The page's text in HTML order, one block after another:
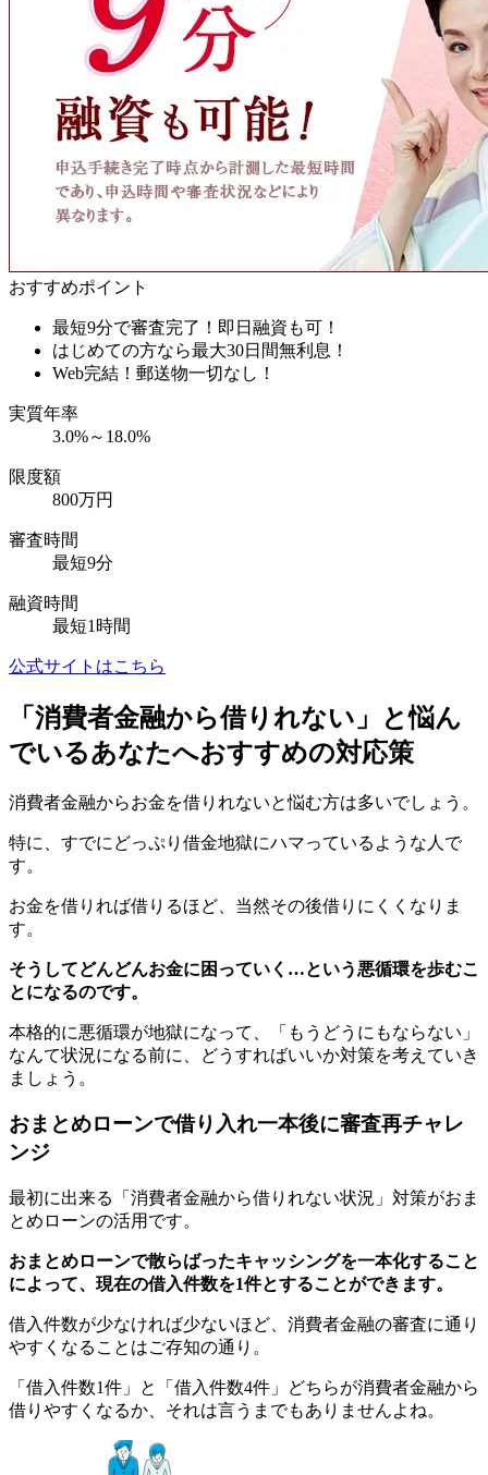
おすすめポイント
最短9分で審査完了！即日融資も可！
はじめての方なら最大30日間無利息！
Web完結！郵送物一切なし！
実質年率
3.0%～18.0%
限度額
800万円
審査時間
最短9分
融資時間
最短1時間
公式サイトはこちら
「消費者金融から借りれない」と悩ん
でいるあなたへおすすめの対応策
消費者金融からお金を借りれないと悩む方は多いでしょう。
特に、すでにどっぷり借金地獄にハマっているような人で
す。
お金を借りれば借りるほど、当然その後借りにくくなりま
す。
そうしてどんどんお金に困っていく…という悪循環を歩むこ
とになるのです。
本格的に悪循環が地獄になって、「もうどうにもならない」
なんて状況になる前に、どうすればいいか対策を考えていき
ましょう。
おまとめローンで借り入れ一本後に審査再チャレ
ンジ
最初に出来る「消費者金融から借りれない状況」対策がおま
とめローンの活用です。
おまとめローンで散らばったキャッシングを一本化すること
によって、現在の借入件数を1件とすることができます。
借入件数が少なければ少ないほど、消費者金融の審査に通り
やすくなることはご存知の通り。
「借入件数1件」と「借入件数4件」どちらが消費者金融から
借りやすくなるか、それは言うまでもありませんよね。